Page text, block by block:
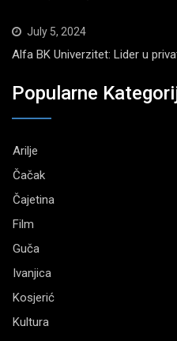
July 5, 2024
Alfa BK Univerzitet: Lider u
Popularne
Arilje
Čačak
Čajetina
Film
Guča
Ivanjica
Kosjerić
Kultura